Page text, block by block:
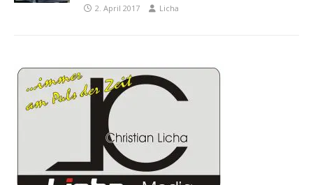
2. April 2017 Licha